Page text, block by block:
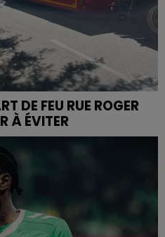
DE FEU RUE ROGER
À ÉVITER